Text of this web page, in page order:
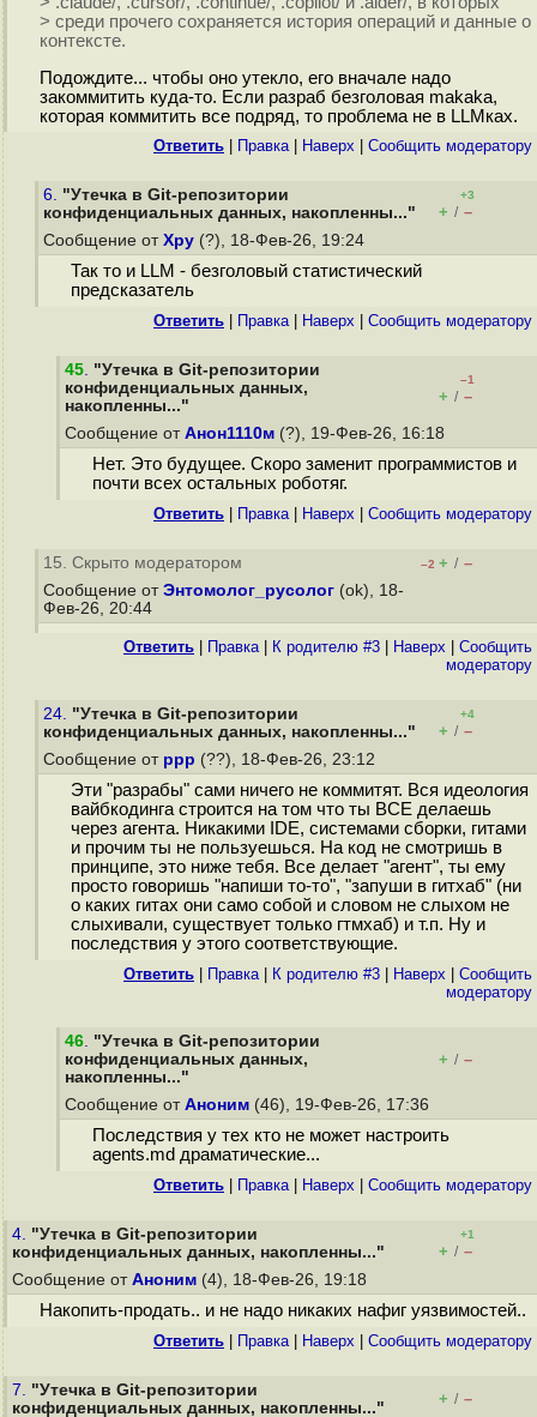
> среди прочего сохраняется история операций и данные о
контексте.
Подождите... чтобы оно утекло, его вначале надо
закоммитить куда-то. Если разраб безголовая makaka,
которая коммитить все подряд, то проблема не в LLMках.
Ответить Правка| Наверх Cообщить модератору
6. "Утечка в Git-репозитории
конфиденциальных данных, накопленны..."
+3
+ / –
Сообщение от Хру (?), 18-Фев-26, 19:24
Так то и LLM - безголовый статистический
предсказатель
Ответить Правка| Наверх Cообщить модератору
45. "Утечка в Git-репозитории
конфиденциальных данных,
накопленны..."
–1
+ / –
Сообщение от Анон1110м (?), 19-Фев-26, 16:18
Нет. Это будущее. Скоро заменит программистов и
почти всех остальных роботяг.
Ответить Правка| Наверх Cообщить модератору
15. Скрыто модератором –2 + / –
Сообщение от Энтомолог_русолог (ok), 18-
Фев-26, 20:44
Ответить Правка| К родителю #3 Наверх
Cообщить
модератору
24. "Утечка в Git-репозитории
конфиденциальных данных, накопленны..."
+4
+ / –
Сообщение от ppp (??), 18-Фев-26, 23:12
Эти "разрабы" сами ничего не коммитят. Вся идеология
вайбкодинга строится на том что ты ВСЕ делаешь
через агента. Никакими IDE, системами сборки, гитами
и прочим ты не пользуешься. На код не смотришь в
принципе, это ниже тебя. Все делает "агент", ты ему
просто говоришь "напиши то-то", "запуши в гитхаб" (ни
о каких гитах они само собой и словом не слыхом не
слыхивали, существует только гтмхаб) и т.п. Ну и
последствия у этого соответствующие.
Ответить Правка| К родителю #3 Наверх
Cообщить
модератору
46. "Утечка в Git-репозитории
конфиденциальных данных,
накопленны..."
+ / –
Сообщение от Аноним (46), 19-Фев-26, 17:36
Последствия у тех кто не может настроить
agents.md драматические...
Ответить Правка| Наверх Cообщить модератору
4. "Утечка в Git-репозитории
конфиденциальных данных, накопленны..."
+1
+ / –
Сообщение от Аноним (4), 18-Фев-26, 19:18
Накопить-продать.. и не надо никаких нафиг уязвимостей..
Ответить Правка| Наверх Cообщить модератору
7. "Утечка в Git-репозитории
конфиденциальных данных, накопленны..."
+ / –